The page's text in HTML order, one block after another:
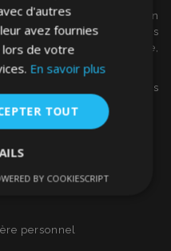
et fournisseur en
que:. les enjoliveurs, les
siège, tapis de voiture,
...
ou voulez-vous
personnel
d'autres
avez fournies
lors de votre
En savoir plus
TOUT
Ciblage
BY COOKIESCRIPT